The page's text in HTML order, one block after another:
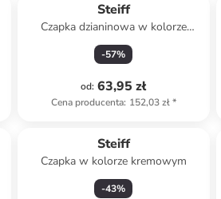
Steiff
Czapka dzianinowa w kolorze
kremowym
-57%
od: 63,95 zł
Cena producenta: 152,03 zł*
Steiff
Czapka w kolorze kremowym
-43%